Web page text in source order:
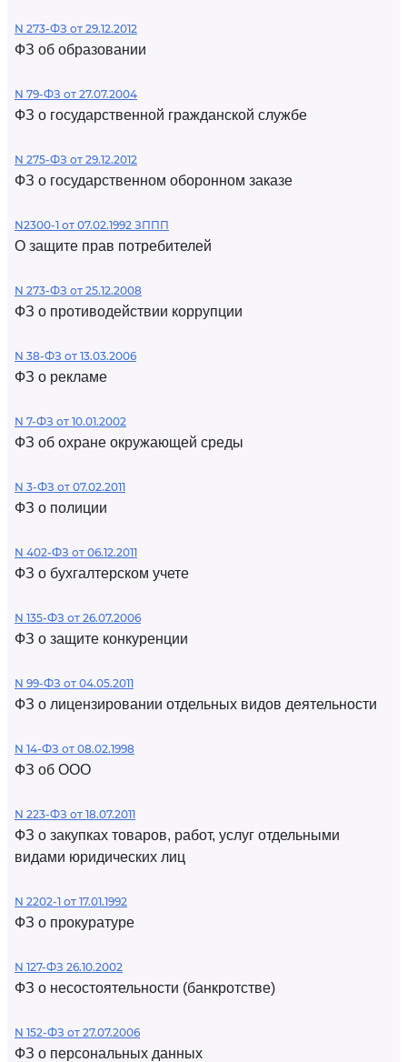
N 273-ФЗ от 29.12.2012
ФЗ об образовании
N 79-ФЗ от 27.07.2004
ФЗ о государственной гражданской службе
N 275-ФЗ от 29.12.2012
ФЗ о государственном оборонном заказе
N2300-1 от 07.02.1992 ЗППП
О защите прав потребителей
N 273-ФЗ от 25.12.2008
ФЗ о противодействии коррупции
N 38-ФЗ от 13.03.2006
ФЗ о рекламе
N 7-ФЗ от 10.01.2002
ФЗ об охране окружающей среды
N 3-ФЗ от 07.02.2011
ФЗ о полиции
N 402-ФЗ от 06.12.2011
ФЗ о бухгалтерском учете
N 135-ФЗ от 26.07.2006
ФЗ о защите конкуренции
N 99-ФЗ от 04.05.2011
ФЗ о лицензировании отдельных видов деятельности
N 14-ФЗ от 08.02.1998
ФЗ об ООО
N 223-ФЗ от 18.07.2011
ФЗ о закупках товаров, работ, услуг отдельными
видами юридических лиц
N 2202-1 от 17.01.1992
ФЗ о прокуратуре
N 127-ФЗ 26.10.2002
ФЗ о несостоятельности (банкротстве)
N 152-ФЗ от 27.07.2006
ФЗ о персональных данных